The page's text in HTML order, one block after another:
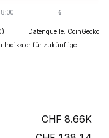
Datenquelle: CoinGecko
Indikator für zukünftige
8.66K